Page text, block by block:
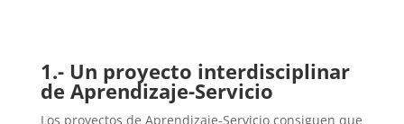
1.- Un proyecto interdisciplinar
de Aprendizaje-Servicio
Los proyectos de Aprendizaje-Servicio consiguen que